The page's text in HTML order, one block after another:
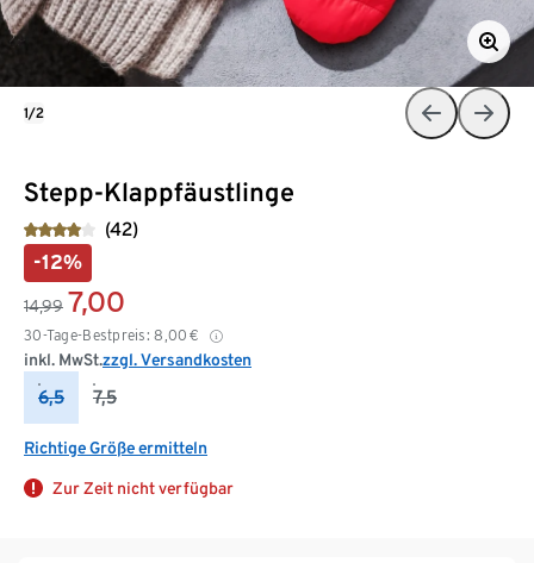
Stepp-Klappfäustlinge
(42)
-12%
14,99 7,00
30-Tage-Bestpreis: 8,00 €
inkl. MwSt.zzgl. Versandkosten
6,5 7,5
Richtige Größe ermitteln
Zur Zeit nicht verfügbar
1/2